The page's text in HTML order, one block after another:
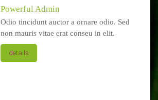
Powerful Admin
Odio tincidunt auctor a ornare odio. Sed
non mauris vitae erat conseu in elit.
details